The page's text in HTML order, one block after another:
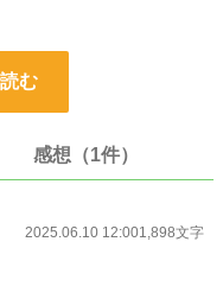
ことになる。
よっては抵抗があるかもしれま
む
感想（1件）
2025.06.10 12:001,898文字